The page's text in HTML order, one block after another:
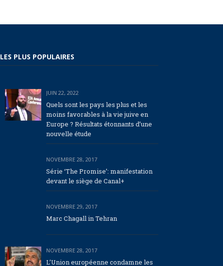
LES PLUS POPULAIRES
JUIN 22, 2022
Quels sont les pays les plus et les
moins favorables à la vie juive en
Europe ? Résultats étonnants d’une
nouvelle étude
NOVEMBRE 28, 2017
Série ‘The Promise’: manifestation
devant le siège de Canal+
NOVEMBRE 29, 2017
Marc Chagall in Tehran
NOVEMBRE 28, 2017
L’Union européenne condamne les